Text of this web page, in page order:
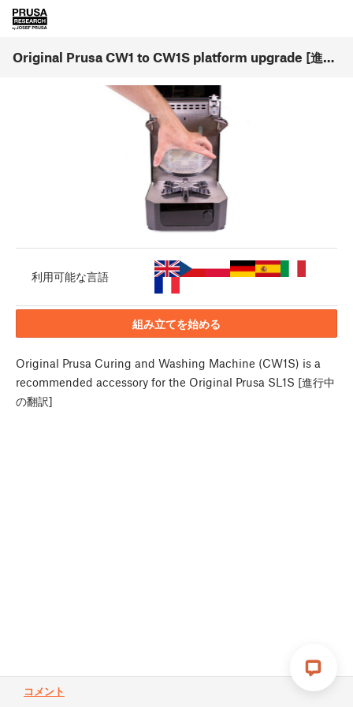
Original Prusa CW1 to CW1S platform upgrade [進行中の翻訳] (1.00)
コメント
利用可能な言語
組み立てを始める
Original Prusa Curing and Washing Machine (CW1S) is a
recommended accessory for the Original Prusa SL1S [進行中
の翻訳]